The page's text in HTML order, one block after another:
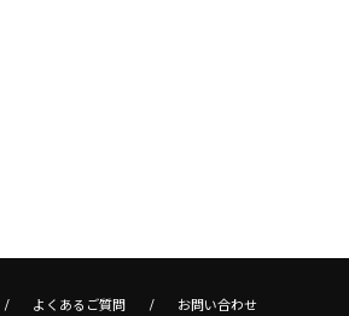
よくあるご質問 お問い合わせ